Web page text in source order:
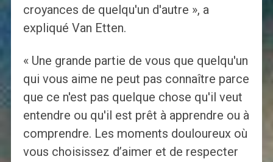
croyances de quelqu'un d'autre », a
expliqué Van Etten.
« Une grande partie de vous que quelqu'un
qui vous aime ne peut pas connaître parce
que ce n'est pas quelque chose qu'il veut
entendre ou qu'il est prêt à apprendre ou à
comprendre. Les moments douloureux où
vous choisissez d’aimer et de respecter